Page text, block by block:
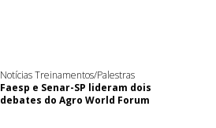
Notícias Treinamentos/Palestras
Faesp e Senar-SP lideram dois
debates do Agro World Forum